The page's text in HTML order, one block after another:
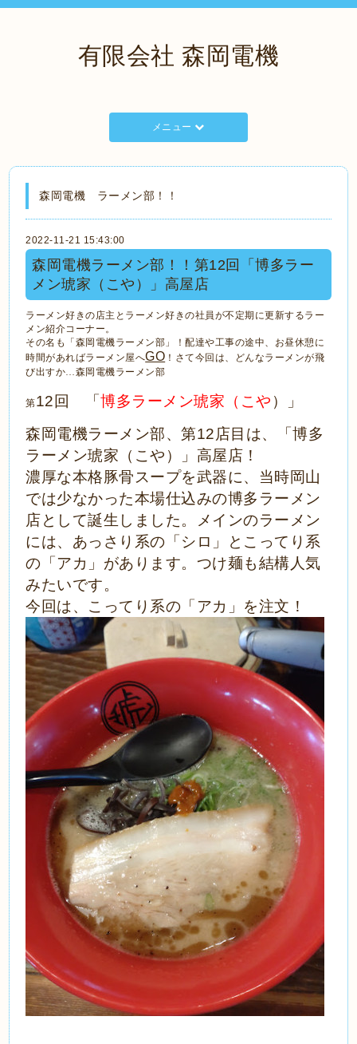
有限会社 森岡電機
メニュー
森岡電機 ラーメン部！！
2022-11-21 15:43:00
森岡電機ラーメン部！！第12回「博多ラー
メン琥家（こや）」高屋店
ラーメン好きの店主とラーメン好きの社員が不定期に更新するラー
メン紹介コーナー。
その名も「森岡電機ラーメン部」！配達や工事の途中、お昼休憩に
時間があればラーメン屋へGO ！さて今回は、どんなラーメンが飛
び出すか…森岡電機ラーメン部
第12回 「博多ラーメン琥家（こや ）」
森岡電機ラーメン部、第12店目は、「博多
ラーメン琥家（こや）」高屋店！
濃厚な本格豚骨スープを武器に、当時岡山
では少なかった本場仕込みの博多ラーメン
店として誕生しました。メインのラーメン
には、あっさり系の「シロ」とこってり系
の「アカ」があります。つけ麺も結構人気
みたいです。
今回は、こってり系の「アカ」を注文！